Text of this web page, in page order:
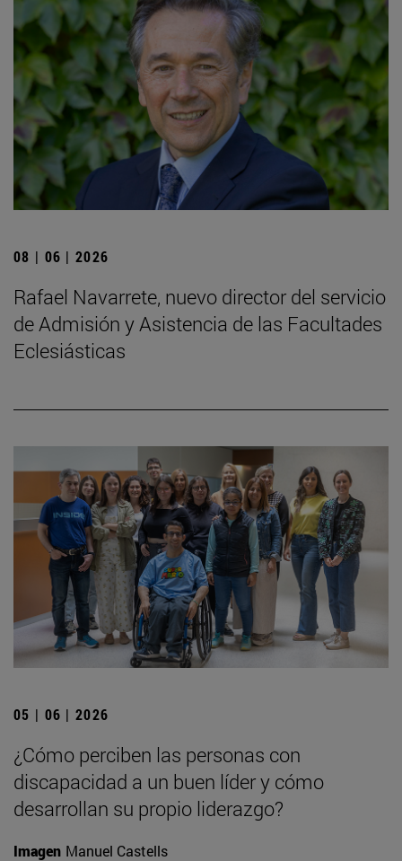
08 | 06 | 2026
Rafael Navarrete, nuevo director del servicio
de Admisión y Asistencia de las Facultades
Eclesiásticas
05 | 06 | 2026
¿Cómo perciben las personas con
discapacidad a un buen líder y cómo
desarrollan su propio liderazgo?
Imagen Manuel Castells